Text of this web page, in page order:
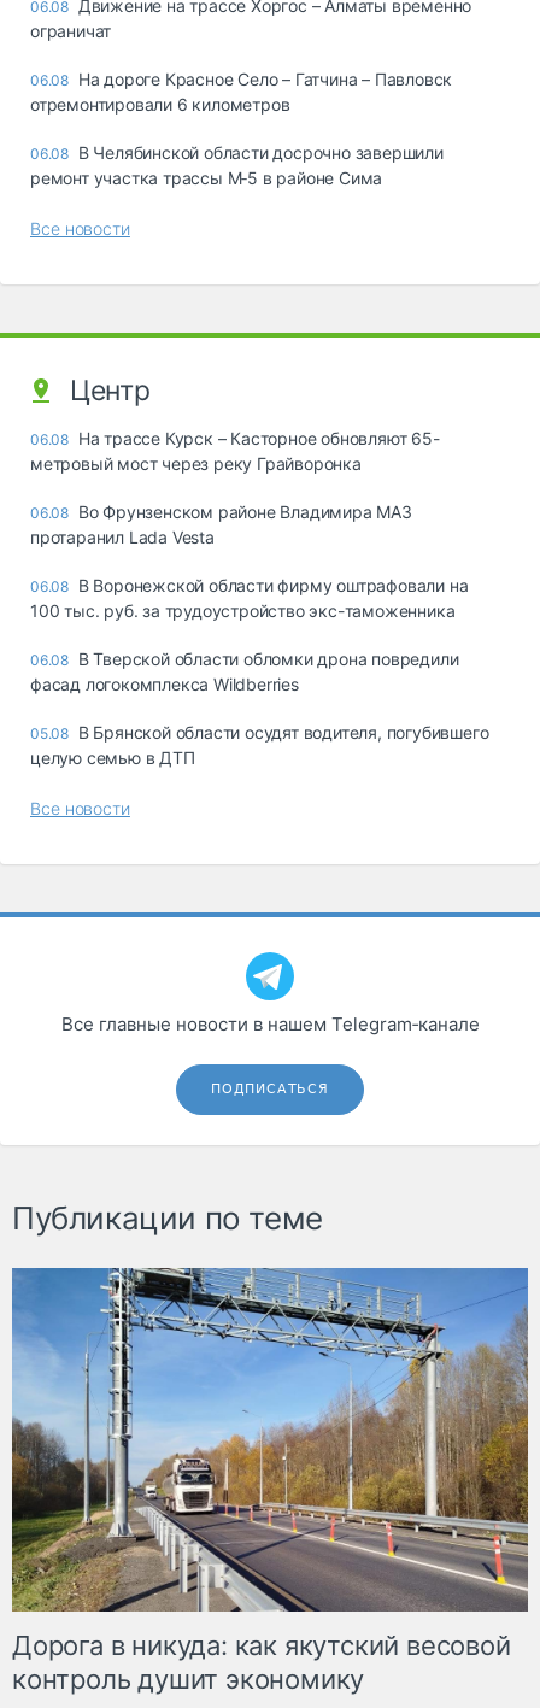
06.08 Движение на трассе Хоргос – Алматы временно
ограничат
06.08 На дороге Красное Село – Гатчина – Павловск
отремонтировали 6 километров
06.08 В Челябинской области досрочно завершили
ремонт участка трассы М‑5 в районе Сима
Все новости
Центр
06.08 На трассе Курск – Касторное обновляют 65-
метровый мост через реку Грайворонка
06.08 Во Фрунзенском районе Владимира МАЗ
протаранил Lada Vesta
06.08 В Воронежской области фирму оштрафовали на
100 тыс. руб. за трудоустройство экс-таможенника
06.08 В Тверской области обломки дрона повредили
фасад логокомплекса Wildberries
05.08 В Брянской области осудят водителя, погубившего
целую семью в ДТП
Все новости
Все главные новости в нашем Telegram‑канале
ПОДПИСАТЬСЯ
Публикации по теме
Дорога в никуда: как якутский весовой
контроль душит экономику